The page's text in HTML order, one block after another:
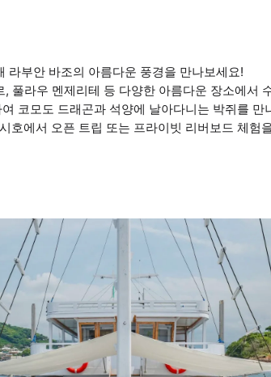
부안 바조의 아름다운 풍경을 만나보세요!
풀라우 멘제리테 등 다양한 아름다운 장소에서
코모도 드래곤과 석양에 날아다니는 박쥐를 만
호에서 오픈 트립 또는 프라이빗 리버보드 체험